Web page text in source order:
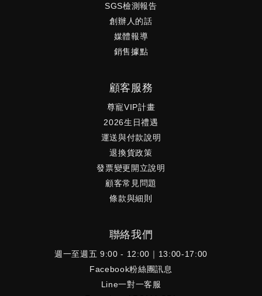
SGS檢測報告
創辦人的話
媒體報導
銷售據點
顧客服務
尊寵VIP計畫
2026生日禮遇
運送與付款說明
退換貨政策
發票變更開立說明
顧客常見問題
條款與細則
聯絡我們
週一至週五 9:00 - 12:00｜13:00-17:00
Facebook粉絲團訊息
Line一對一客服